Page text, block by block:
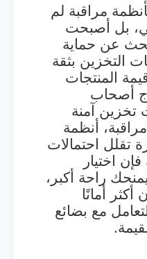
مراقبة لم
بل أصبحت
عن حماية
التخزين بثقة
المنتجات
أصحاب
تخزين آمنة
أنظمة
تقلل احتمالات
اختيار
راحة أكبر،
أمانًا
مع بضائع